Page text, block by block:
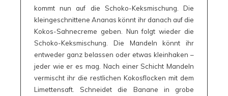
kommt nun auf die Schoko-Keksmischung. Die
kleingeschnittene Ananas könnt ihr danach auf die
Kokos-Sahnecreme geben. Nun folgt wieder die
Schoko-Keksmischung. Die Mandeln könnt ihr
entweder ganz belassen oder etwas kleinhaken –
jeder wie er es mag. Nach einer Schicht Mandeln
vermischt ihr die restlichen Kokosflocken mit dem
Limettensaft. Schneidet die Banane in grobe